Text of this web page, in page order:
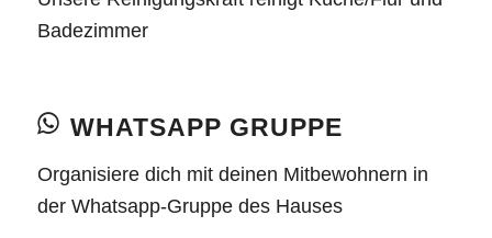
Badezimmer
WHATSAPP GRUPPE
Organisiere dich mit deinen Mitbewohnern in
der Whatsapp-Gruppe des Hauses